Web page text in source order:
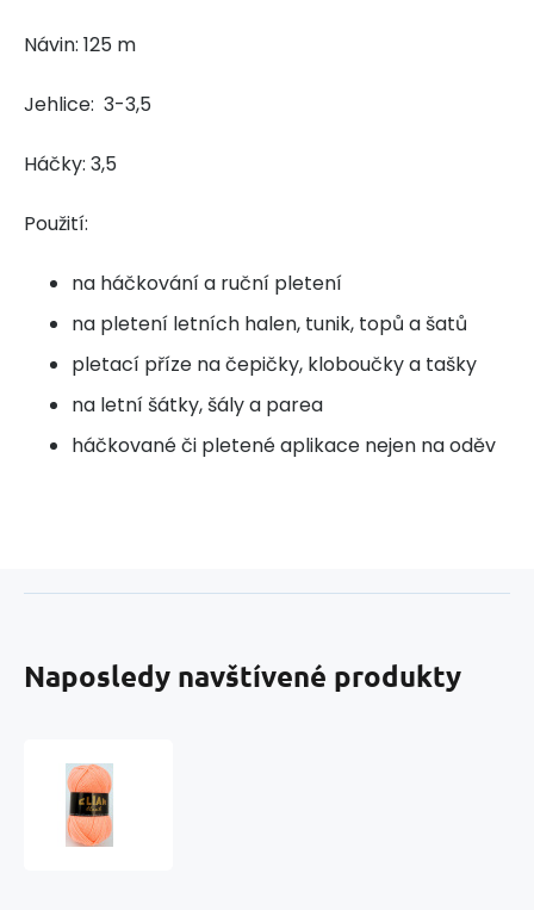
Návin: 125 m
Jehlice: 3-3,5
Háčky: 3,5
Použití:
na háčkování a ruční pletení
na pletení letních halen, tunik, topů a šatů
pletací příze na čepičky, kloboučky a tašky
na letní šátky, šály a parea
háčkované či pletené aplikace nejen na oděv
Naposledy navštívené produkty